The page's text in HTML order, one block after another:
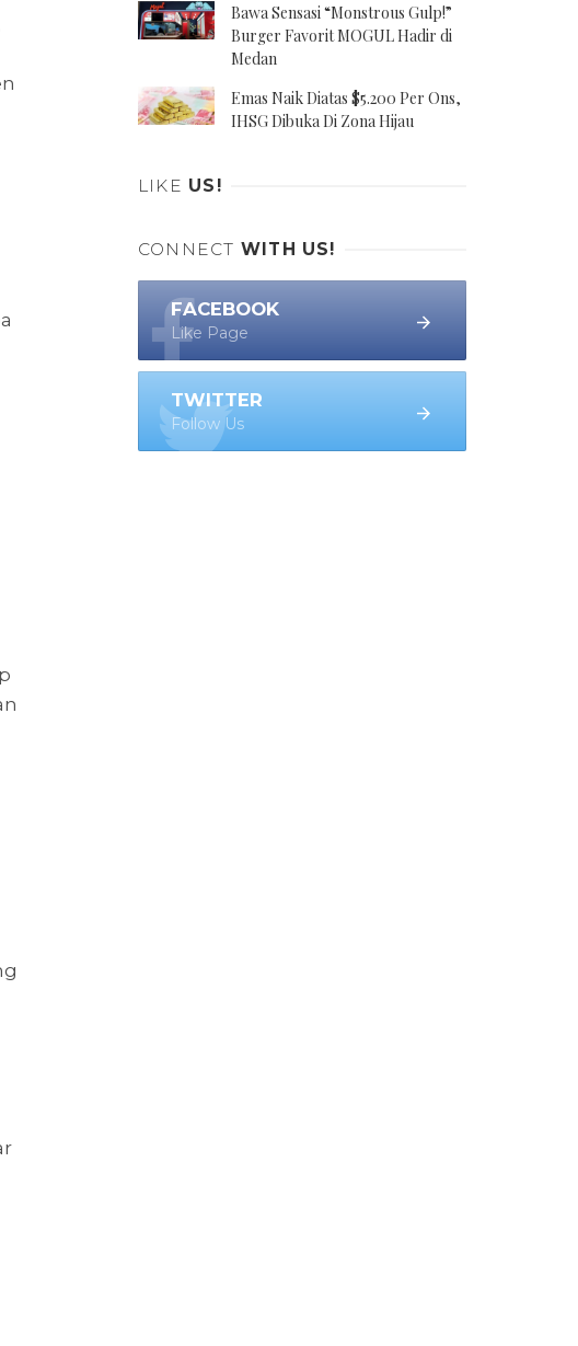
Bawa Sensasi “Monstrous Gulp!”
Burger Favorit MOGUL Hadir di
Medan
Emas Naik Diatas $5.200 Per Ons,
IHSG Dibuka Di Zona Hijau
LIKE US!
CONNECT WITH US!
FACEBOOK
Like Page
TWITTER
Follow Us